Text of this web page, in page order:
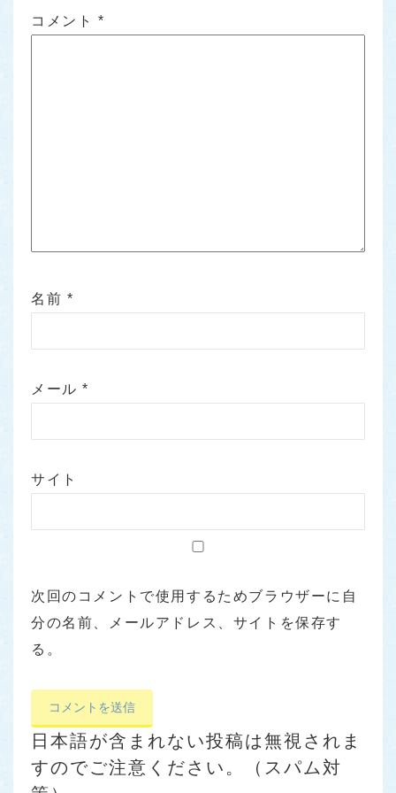
コメント *
名前 *
メール*
サイト
次回のコメントで使用するためブラウザーに自
分の名前、メールアドレス、サイトを保存す
る。
日本語が含まれない投稿は無視されま
すのでご注意ください。（スパム対